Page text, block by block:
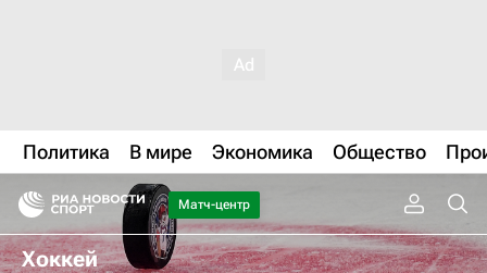
Политика В мире Экономика Общество
Матч-центр
Хоккей